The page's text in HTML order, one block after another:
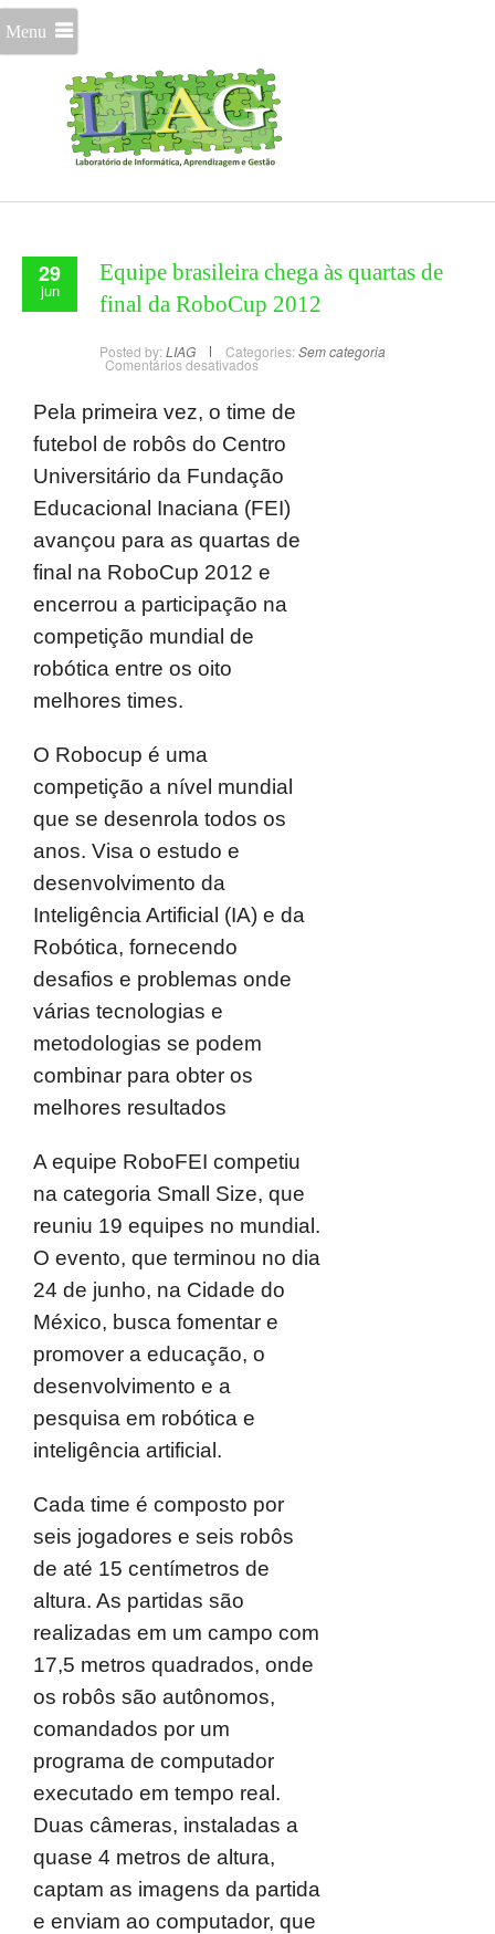
Menu
29
jun
Equipe brasileira chega às quartas de
final da RoboCup 2012
Posted by: LIAG Categories: Sem categoria
Comentários desativados
Pela primeira vez, o time de
futebol de robôs do Centro
Universitário da Fundação
Educacional Inaciana (FEI)
avançou para as quartas de
final na RoboCup 2012 e
encerrou a participação na
competição mundial de
robótica entre os oito
melhores times.
O Robocup é uma
competição a nível mundial
que se desenrola todos os
anos. Visa o estudo e
desenvolvimento da
Inteligência Artificial (IA) e da
Robótica, fornecendo
desafios e problemas onde
várias tecnologias e
metodologias se podem
combinar para obter os
melhores resultados
A equipe RoboFEI competiu
na categoria Small Size, que
reuniu 19 equipes no mundial.
O evento, que terminou no dia
24 de junho, na Cidade do
México, busca fomentar e
promover a educação, o
desenvolvimento e a
pesquisa em robótica e
inteligência artificial.
Cada time é composto por
seis jogadores e seis robôs
de até 15 centímetros de
altura. As partidas são
realizadas em um campo com
17,5 metros quadrados, onde
os robôs são autônomos,
comandados por um
programa de computador
executado em tempo real.
Duas câmeras, instaladas a
quase 4 metros de altura,
captam as imagens da partida
e enviam ao computador, que